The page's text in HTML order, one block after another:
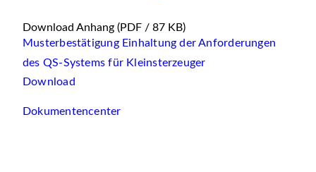
Download Anhang (PDF / 87 KB)
Musterbestätigung Einhaltung der Anforderungen
des QS-Systems für Kleinsterzeuger
Download
Dokumentencenter